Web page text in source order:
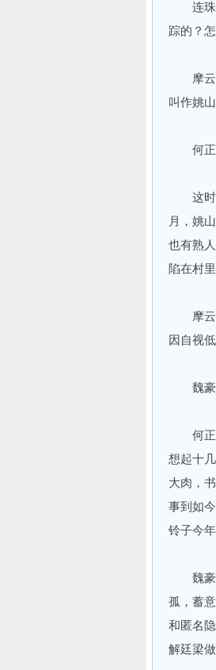
连珠箭
踪的？
摩云鹏
叫作姚
何正平
这时连
月，姚
也有熟
陷在村
摩云鹏
因自视
魏豪道
何正平
想起十
大肉，
事到如
铃子今
魏豪便
孤，蓄
和匿名
解廷梁